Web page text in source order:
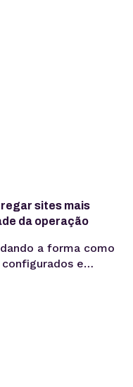
sites mais
da operação
a forma como
e
produtividade